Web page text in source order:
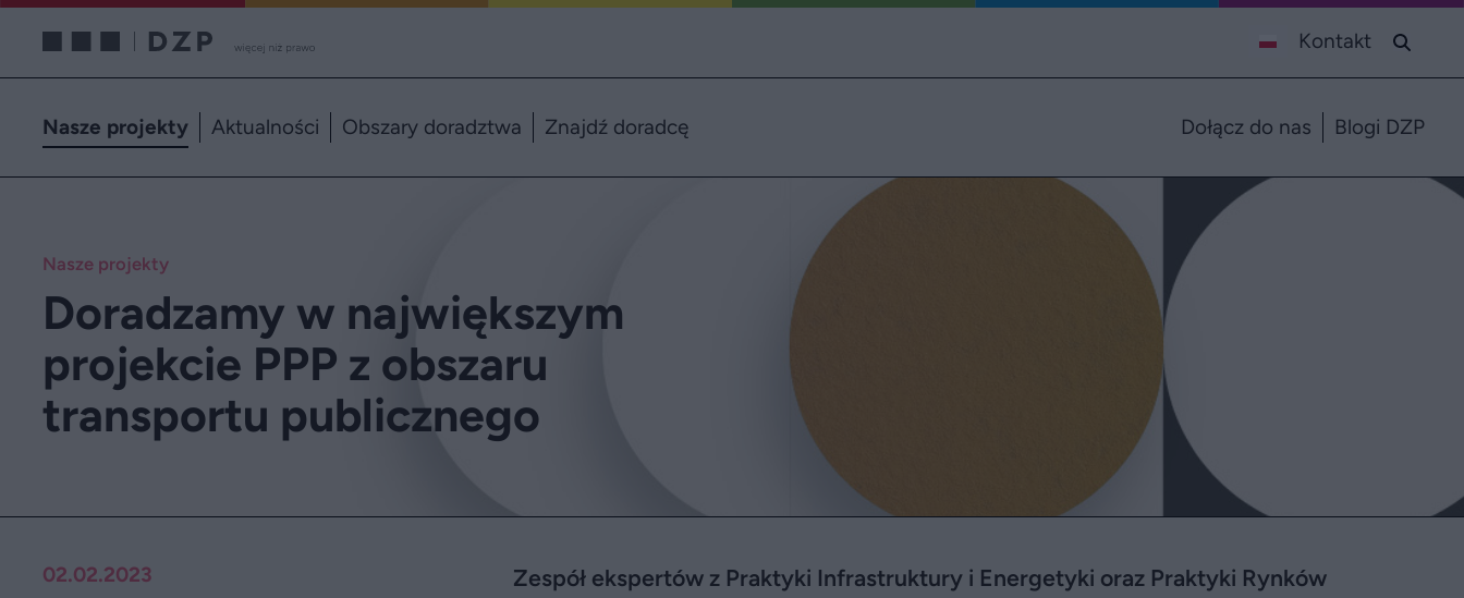
Kontakt
Nasze projekty Aktualności Obszary doradztwa Znajdź doradcę Dołącz do nas Blogi DZP
Nasze projekty
Doradzamy w największym
projekcie PPP z obszaru
transportu publicznego
02.02.2023
Zespół ekspertów z Praktyki Infrastruktury i Energetyki oraz Praktyki Rynków